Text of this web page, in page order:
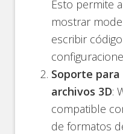
Esto permite
mostrar
escribir
Soporte
archivos 3D:
compatible
de formatos